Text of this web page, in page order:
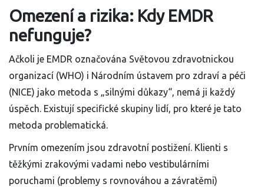
Omezení a rizika: Kdy EMDR
nefunguje?
Ačkoli je EMDR označována Světovou zdravotnickou
organizací (WHO) i Národním ústavem pro zdraví a péči
(NICE) jako metoda s „silnými důkazy“, nemá ji každý
úspěch. Existují specifické skupiny lidí, pro které je tato
metoda problematická.
Prvním omezením jsou zdravotní postižení. Klienti s
těžkými zrakovými vadami nebo vestibulárními
poruchami (problemy s rovnováhou a závratěmi)